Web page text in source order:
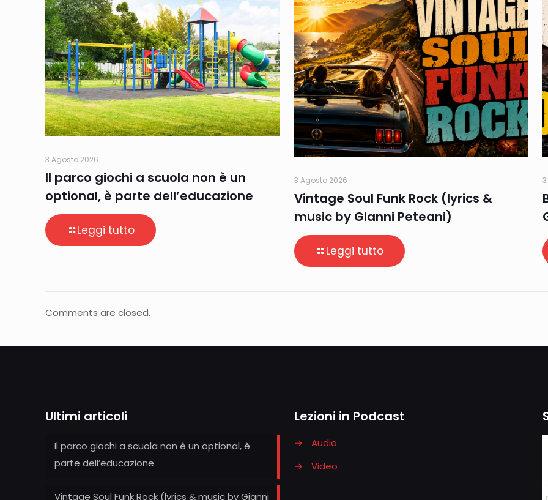
3 Agosto 2026
Il parco giochi a scuola non è un
optional, è parte dell’educazione
Leggi tutto
3 Agosto 2026
Vintage Soul Funk Rock (lyrics &
music by Gianni Peteani)
Leggi tutto
Comments are closed.
Ultimi articoli
Il parco giochi a scuola non è un optional, è
parte dell’educazione
Vintage Soul Funk Rock (lyrics & music by Gianni
Lezioni in Podcast
→
Audio
→
Video